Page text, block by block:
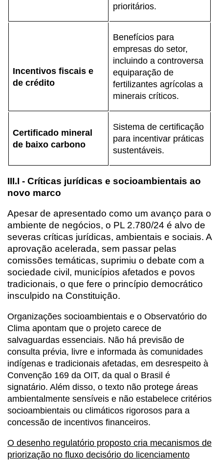
prioritários.
Incentivos fiscais e
de crédito
Benefícios para
empresas do setor,
incluindo a controversa
equiparação de
fertilizantes agrícolas a
minerais críticos.
Certificado mineral
de baixo carbono
Sistema de certificação
para incentivar práticas
sustentáveis.
III.I - Críticas jurídicas e socioambientais ao
novo marco
Apesar de apresentado como um avanço para o
ambiente de negócios, o PL 2.780/24 é alvo de
severas críticas jurídicas, ambientais e sociais. A
aprovação acelerada, sem passar pelas
comissões temáticas, suprimiu o debate com a
sociedade civil, municípios afetados e povos
tradicionais, o que fere o princípio democrático
insculpido na Constituição.
Organizações socioambientais e o Observatório do
Clima apontam que o projeto carece de
salvaguardas essenciais. Não há previsão de
consulta prévia, livre e informada às comunidades
indígenas e tradicionais afetadas, em desrespeito à
Convenção 169 da OIT, da qual o Brasil é
signatário. Além disso, o texto não protege áreas
ambientalmente sensíveis e não estabelece critérios
socioambientais ou climáticos rigorosos para a
concessão de incentivos financeiros.
O desenho regulatório proposto cria mecanismos de
priorização no fluxo decisório do licenciamento